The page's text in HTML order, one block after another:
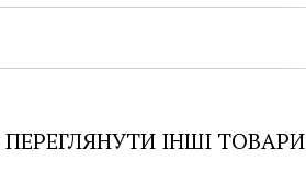
ІНШІ ТОВАРИ